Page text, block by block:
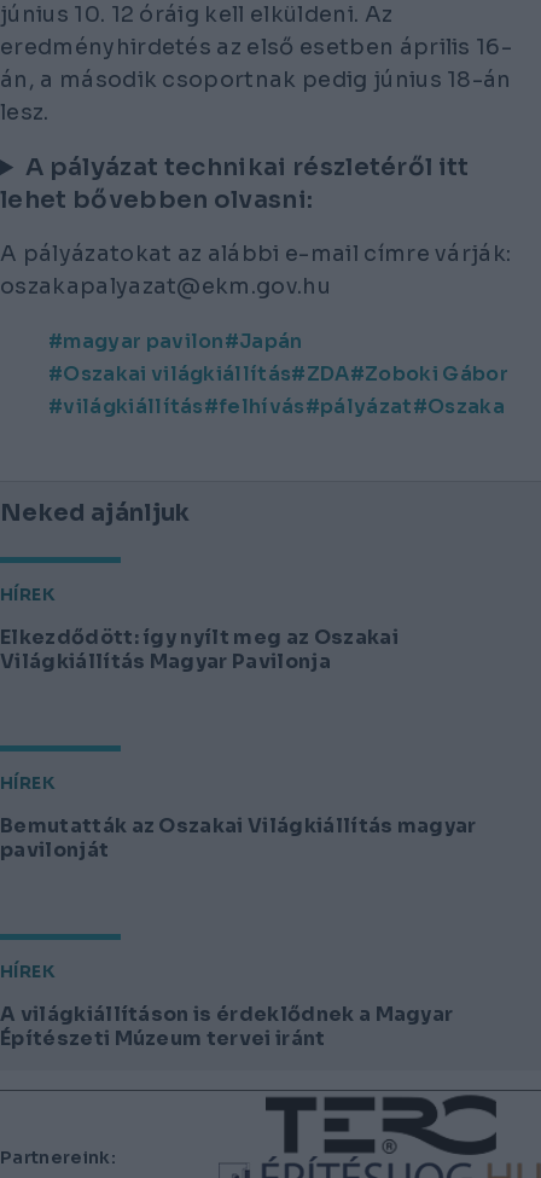
június 10. 12 óráig kell elküldeni. Az
eredményhirdetés az első esetben április 16-
án, a második csoportnak pedig június 18-án
lesz.
A pályázat technikai részletéről itt
lehet bővebben olvasni:
A pályázatokat az alábbi e-mail címre várják:
oszakapalyazat@ekm.gov.hu
magyar pavilon
Japán
Oszakai világkiállítás
ZDA
Zoboki Gábor
világkiállítás
felhívás pályázat Oszaka
Neked ajánljuk
HÍREK
Elkezdődött: így nyílt meg az Oszakai
Világkiállítás Magyar Pavilonja
HÍREK
Bemutatták az Oszakai Világkiállítás magyar
pavilonját
HÍREK
A világkiállításon is érdeklődnek a Magyar
Építészeti Múzeum tervei iránt
Lábléc
Partnereink: